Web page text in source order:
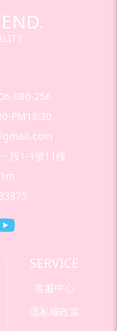
086-256
PM18:30
段1-1號11樓
SERVICE
客服中心
隱私權政策